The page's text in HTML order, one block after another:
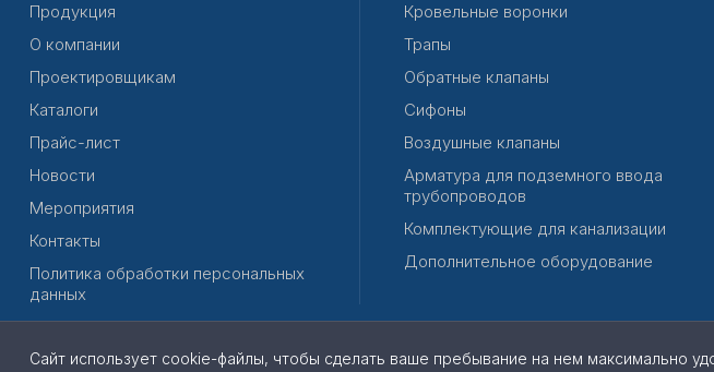
Продукция
О компании
Проектировщикам
Каталоги
Прайс-лист
Новости
Мероприятия
Контакты
Политика обработки персональных
данных
Кровельные воронки
Трапы
Обратные клапаны
Сифоны
Воздушные клапаны
Арматура для подземного ввода
трубопроводов
Комплектующие для канализации
Дополнительное оборудование
Сайт использует cookie-файлы, чтобы сделать ваше пребывание на нем максимально